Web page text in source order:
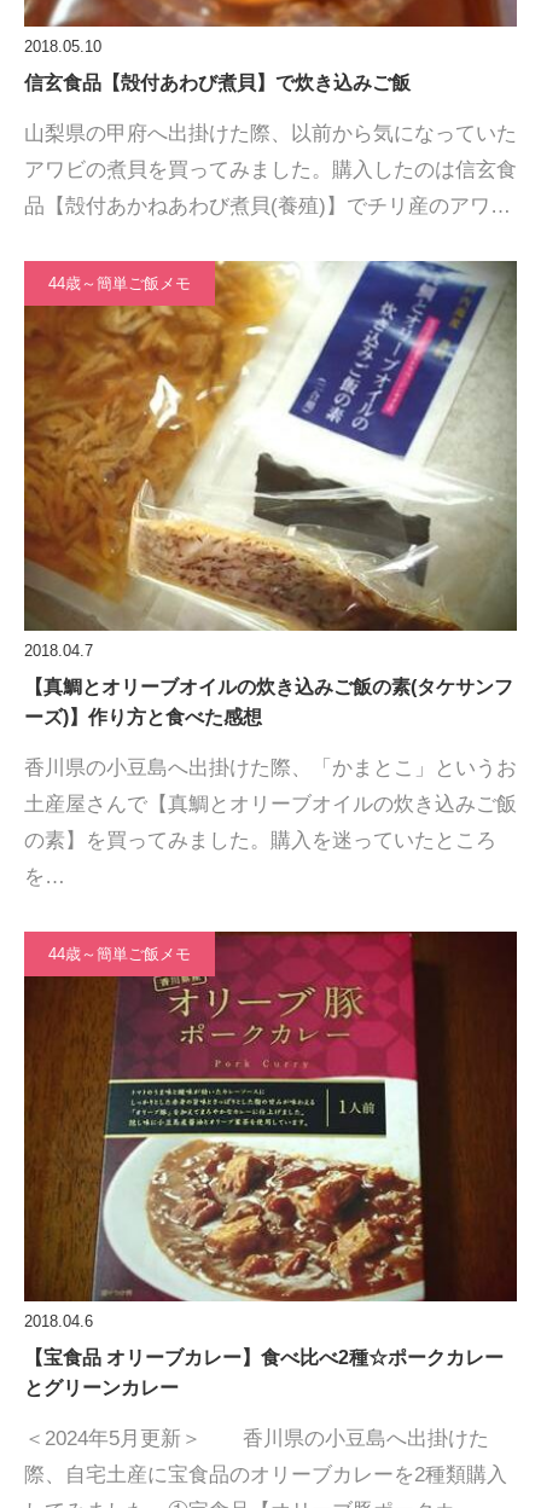
2018.05.10
信玄食品【殻付あわび煮貝】で炊き込みご飯
山梨県の甲府へ出掛けた際、以前から気になっていた
アワビの煮貝を買ってみました。購入したのは信玄食
品【殻付あかねあわび煮貝(養殖)】でチリ産のアワ…
44歳～簡単ご飯メモ
2018.04.7
【真鯛とオリーブオイルの炊き込みご飯の素(タケサンフ
ーズ)】作り方と食べた感想
香川県の小豆島へ出掛けた際、「かまとこ」というお
土産屋さんで【真鯛とオリーブオイルの炊き込みご飯
の素】を買ってみました。購入を迷っていたところ
を…
44歳～簡単ご飯メモ
2018.04.6
【宝食品 オリーブカレー】食べ比べ2種☆ポークカレー
とグリーンカレー
＜2024年5月更新＞ 香川県の小豆島へ出掛けた
際、自宅土産に宝食品のオリーブカレーを2種類購入